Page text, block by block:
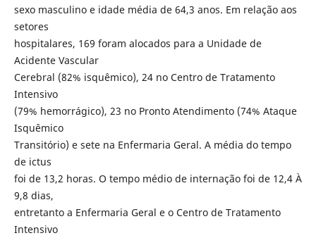
sexo masculino e idade média de 64,3 anos. Em relação aos
setores
hospitalares, 169 foram alocados para a Unidade de
Acidente Vascular
Cerebral (82% isquêmico), 24 no Centro de Tratamento
Intensivo
(79% hemorrágico), 23 no Pronto Atendimento (74% Ataque
Isquêmico
Transitório) e sete na Enfermaria Geral. A média do tempo
de ictus
foi de 13,2 horas. O tempo médio de internação foi de 12,4 À
9,8 dias,
entretanto a Enfermaria Geral e o Centro de Tratamento
Intensivo